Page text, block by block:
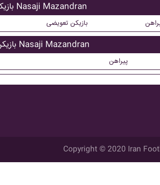
بازیکنان اصلی Nasaji Mazandran
بازیکن تعویضی
بازیکن تعویضی Nasaji Mazandran
پیراهن
Copyright © 2020 Iran